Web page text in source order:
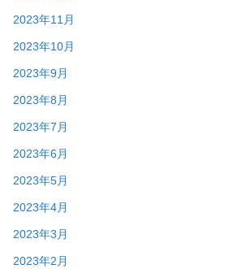
2023年11月
2023年10月
2023年9月
2023年8月
2023年7月
2023年6月
2023年5月
2023年4月
2023年3月
2023年2月